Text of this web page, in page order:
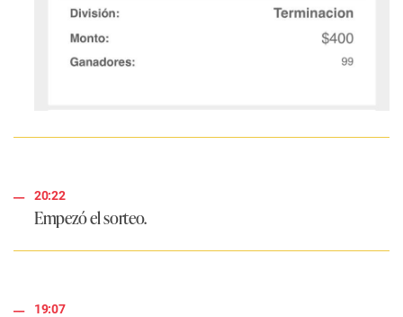
20:22
Empezó el sorteo.
19:07